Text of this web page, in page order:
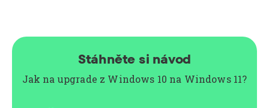
Stáhněte si návod
Jak na upgrade z Windows 10 na Windows 11?